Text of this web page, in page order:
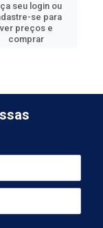
seu login ou
se para
ver preços e
comprar